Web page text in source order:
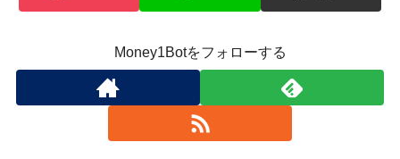
Money1Botをフォローする